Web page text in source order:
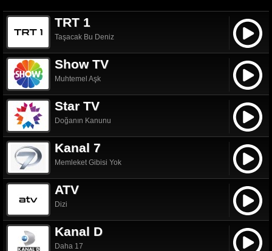
TRT 1
Taşacak Bu Deniz
Show TV
Muhtemel Aşk
Star TV
Doğanın Kanunu
Kanal 7
Memleket Gibisi Yok
ATV
Dizi
Kanal D
Daha 17